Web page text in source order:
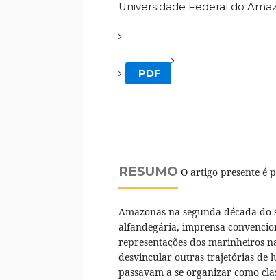
Universidade Federal do
PDF
RESUMO O artigo presente é
Amazonas na segunda década
alfandegária, imprensa
representações dos marinheiros
desvincular outras trajetórias de
passavam a se organizar como